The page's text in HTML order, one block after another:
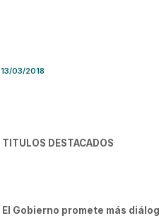
13/03/2018
TITULOS DESTACADOS
El Gobierno promete más